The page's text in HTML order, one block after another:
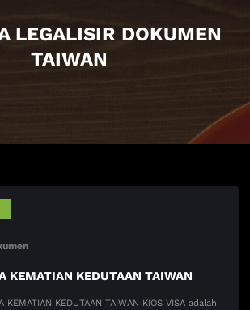
LEGALISIR DOKUMEN
TAIWAN
KEMATIAN KEDUTAAN TAIWAN
KEMATIAN KEDUTAAN TAIWAN KIOS VISA adalah